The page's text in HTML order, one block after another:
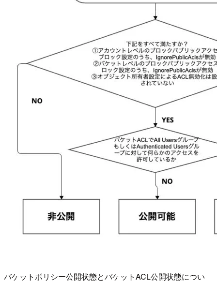
バケットポリシー公開状態とバケットACL公開状態につい